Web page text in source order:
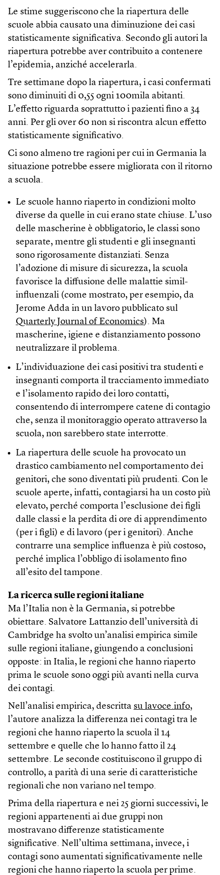
Le stime suggeriscono che la riapertura delle
scuole abbia causato una diminuzione dei casi
statisticamente significativa. Secondo gli autori la
riapertura potrebbe aver contribuito a contenere
l’epidemia, anziché accelerarla.
Tre settimane dopo la riapertura, i casi confermati
sono diminuiti di 0,55 ogni 100mila abitanti.
L’effetto riguarda soprattutto i pazienti fino a 34
anni. Per gli over 60 non si riscontra alcun effetto
statisticamente significativo.
Ci sono almeno tre ragioni per cui in Germania la
situazione potrebbe essere migliorata con il ritorno
a scuola.
Le scuole hanno riaperto in condizioni molto
diverse da quelle in cui erano state chiuse. L’uso
delle mascherine è obbligatorio, le classi sono
separate, mentre gli studenti e gli insegnanti
sono rigorosamente distanziati. Senza
l’adozione di misure di sicurezza, la scuola
favorisce la diffusione delle malattie simil-
influenzali (come mostrato, per esempio, da
Jerome Adda in un lavoro pubblicato sul
Quarterly Journal of Economics). Ma
mascherine, igiene e distanziamento possono
neutralizzare il problema.
L’individuazione dei casi positivi tra studenti e
insegnanti comporta il tracciamento immediato
e l’isolamento rapido dei loro contatti,
consentendo di interrompere catene di contagio
che, senza il monitoraggio operato attraverso la
scuola, non sarebbero state interrotte.
La riapertura delle scuole ha provocato un
drastico cambiamento nel comportamento dei
genitori, che sono diventati più prudenti. Con le
scuole aperte, infatti, contagiarsi ha un costo più
elevato, perché comporta l’esclusione dei figli
dalle classi e la perdita di ore di apprendimento
(per i figli) e di lavoro (per i genitori). Anche
contrarre una semplice influenza è più costoso,
perché implica l’obbligo di isolamento fino
all’esito del tampone.
La ricerca sulle regioni italiane
Ma l’Italia non è la Germania, si potrebbe
obiettare. Salvatore Lattanzio dell’università di
Cambridge ha svolto un’analisi empirica simile
sulle regioni italiane, giungendo a conclusioni
opposte: in Italia, le regioni che hanno riaperto
prima le scuole sono oggi più avanti nella curva
dei contagi.
Nell’analisi empirica, descritta su lavoce.info,
l’autore analizza la differenza nei contagi tra le
regioni che hanno riaperto la scuola il 14
settembre e quelle che lo hanno fatto il 24
settembre. Le seconde costituiscono il gruppo di
controllo, a parità di una serie di caratteristiche
regionali che non variano nel tempo.
Prima della riapertura e nei 25 giorni successivi, le
regioni appartenenti ai due gruppi non
mostravano differenze statisticamente
significative. Nell’ultima settimana, invece, i
contagi sono aumentati significativamente nelle
regioni che hanno riaperto la scuola per prime.